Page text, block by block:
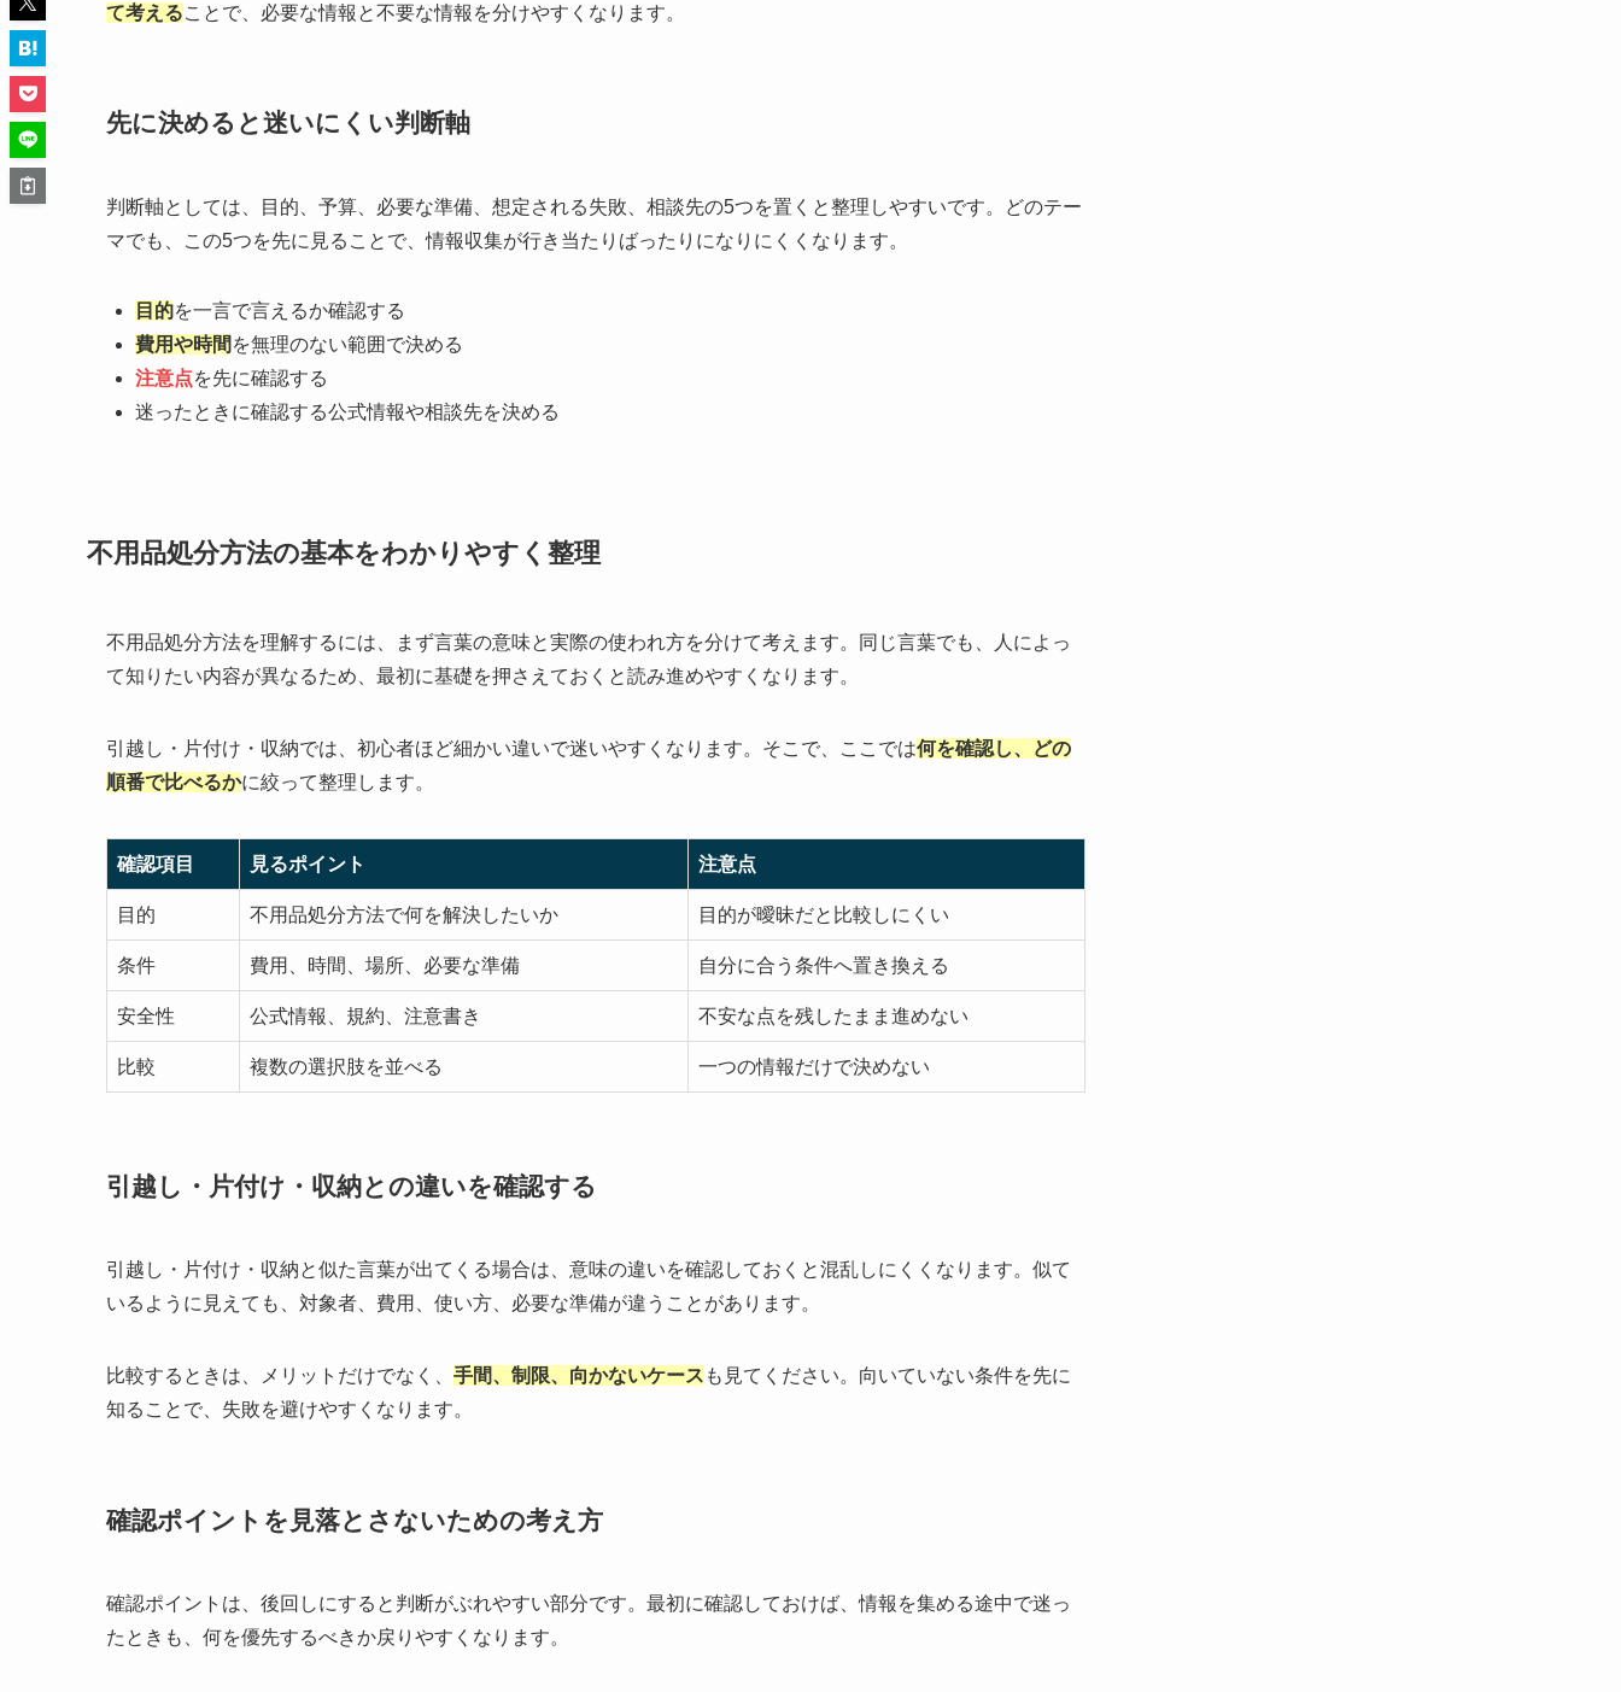
て考えることで、必要な情報と不要な情報を分けやすくなります。
先に決めると迷いにくい判断軸
判断軸としては、目的、予算、必要な準備、想定される失敗、相談先の5つを置くと整理しやすいです。どのテー
マでも、この5つを先に見ることで、情報収集が行き当たりばったりになりにくくなります。
目的を一言で言えるか確認する
費用や時間 を無理のない範囲で決める
注意点を先に確認する
迷ったときに確認する公式情報や相談先を決める
不用品処分方法の基本をわかりやすく整理
不用品処分方法を理解するには、まず言葉の意味と実際の使われ方を分けて考えます。同じ言葉でも、人によっ
て知りたい内容が異なるため、最初に基礎を押さえておくと読み進めやすくなります。
引越し・片付け・収納では、初心者ほど細かい違いで迷いやすくなります。そこで、ここでは何を確認し、どの
順番で比べるかに絞って整理します。
確認項目 見るポイント 注意点
目的 不用品処分方法で何を解決したいか 目的が曖昧だと比較しにくい
条件 費用、時間、場所、必要な準備 自分に合う条件へ置き換える
安全性 公式情報、規約、注意書き 不安な点を残したまま進めない
比較 複数の選択肢を並べる 一つの情報だけで決めない
引越し・片付け・収納との違いを確認する
引越し・片付け・収納と似た言葉が出てくる場合は、意味の違いを確認しておくと混乱しにくくなります。似て
いるように見えても、対象者、費用、使い方、必要な準備が違うことがあります。
比較するときは、メリットだけでなく、 手間、制限、向かないケース も見てください。向いていない条件を先に
知ることで、失敗を避けやすくなります。
確認ポイントを見落とさないための考え方
確認ポイントは、後回しにすると判断がぶれやすい部分です。最初に確認しておけば、情報を集める途中で迷っ
たときも、何を優先するべきか戻りやすくなります。